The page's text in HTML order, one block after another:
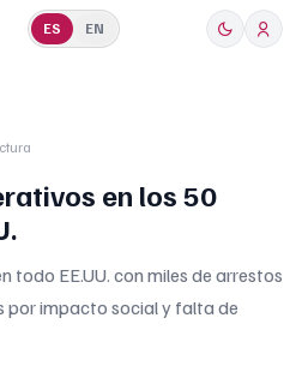
ES EN
en los 50
todo EE.UU. con miles de arrestos
por impacto social y falta de